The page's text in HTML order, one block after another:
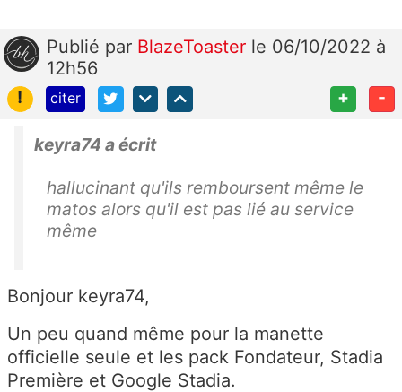
Publié par BlazeToaster le 06/10/2022 à
12h56
!
citer + -
keyra74 a écrit
hallucinant qu'ils remboursent même le
matos alors qu'il est pas lié au service
même
Bonjour keyra74,
Un peu quand même pour la manette
officielle seule et les pack Fondateur, Stadia
Première et Google Stadia.